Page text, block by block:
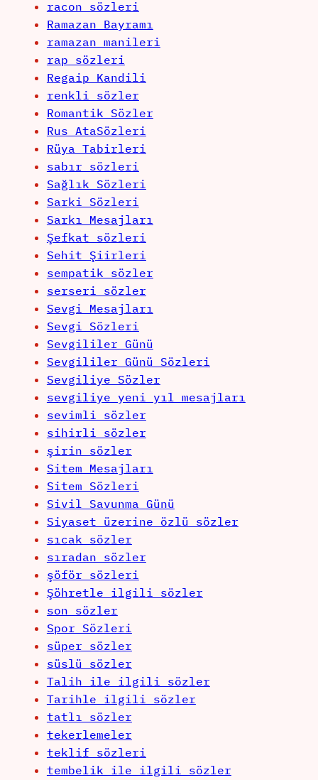
racon sözleri
Ramazan Bayramı
ramazan manileri
rap sözleri
Regaip Kandili
renkli sözler
Romantik Sözler
Rus AtaSözleri
Rüya Tabirleri
sabır sözleri
Sağlık Sözleri
Sarki Sözleri
Sarkı Mesajları
Şefkat sözleri
Sehit Şiirleri
sempatik sözler
serseri sözler
Sevgi Mesajları
Sevgi Sözleri
Sevgililer Günü
Sevgililer Günü Sözleri
Sevgiliye Sözler
sevgiliye yeni yıl mesajları
sevimli sözler
sihirli sözler
şirin sözler
Sitem Mesajları
Sitem Sözleri
Sivil Savunma Günü
Siyaset üzerine özlü sözler
sıcak sözler
sıradan sözler
şöför sözleri
Şöhretle ilgili sözler
son sözler
Spor Sözleri
süper sözler
süslü sözler
Talih ile ilgili sözler
Tarihle ilgili sözler
tatlı sözler
tekerlemeler
teklif sözleri
tembelik ile ilgili sözler